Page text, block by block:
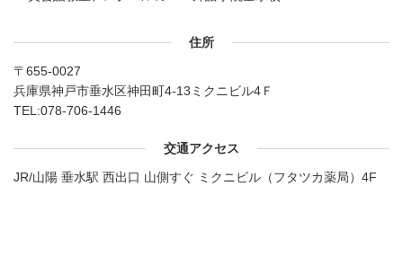
住所
〒655-0027
兵庫県神戸市垂水区神田町4-13ミクニビル4Ｆ
TEL:078-706-1446
交通アクセス
JR/山陽 垂水駅 西出口 山側すぐ ミクニビル（フタツカ薬局）4F